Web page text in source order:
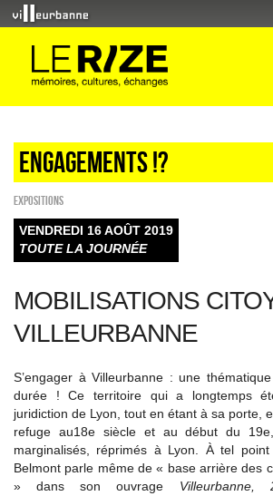
Engagements !?
EXPOSITIONS
VENDREDI 16 AOÛT 2019
TOUTE LA JOURNÉE
MOBILISATIONS
VILLEURBANNE
S’engager à Villeurbanne : une
durée ! Ce territoire qui a longtemps
juridiction de Lyon, tout en étant à sa porte,
refuge au18e siècle et au début du
marginalisés, réprimés à Lyon. À tel point
Belmont parle même de « base arrière des
» dans son ouvrage Villeurbanne,